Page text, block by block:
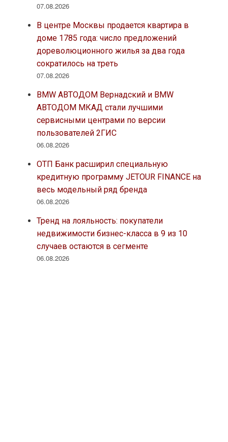
07.08.2026
В центре Москвы продается квартира в
доме 1785 года: число предложений
дореволюционного жилья за два года
сократилось на треть
07.08.2026
BMW АВТОДОМ Вернадский и BMW
АВТОДОМ МКАД стали лучшими
сервисными центрами по версии
пользователей 2ГИС
06.08.2026
ОТП Банк расширил специальную
кредитную программу JETOUR FINANCE на
весь модельный ряд бренда
06.08.2026
Тренд на лояльность: покупатели
недвижимости бизнес-класса в 9 из 10
случаев остаются в сегменте
06.08.2026